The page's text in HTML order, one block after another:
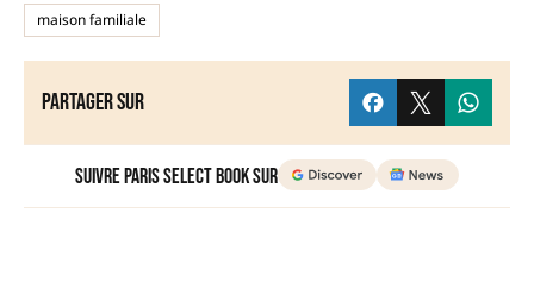
maison familiale
Partager sur
Suivre Paris Select Book sur